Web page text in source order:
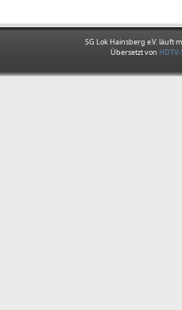
SG Lok Hainsberg e.V. läuft
Übersetzt von